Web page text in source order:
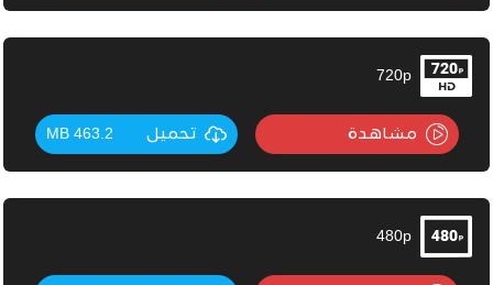
720p
مشاهدة تحميل 463.2 MB
480p